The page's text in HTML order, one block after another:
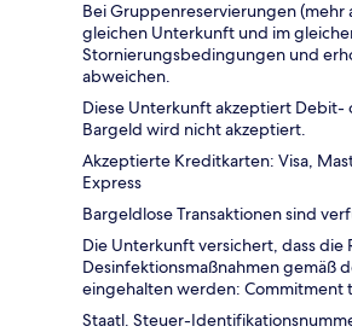
Bei Gruppenreservierungen (mehr
gleichen Unterkunft und im
Stornierungsbedingungen und
abweichen.
Diese Unterkunft akzeptiert Debit-
Bargeld wird nicht akzeptiert.
Akzeptierte Kreditkarten: Visa,
Express
Bargeldlose Transaktionen sind
Die Unterkunft versichert, dass die
Desinfektionsmaßnahmen gemäß
eingehalten werden: Commitment
Staatl. Steuer-